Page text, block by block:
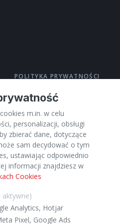
m.in. w celu
personalizacji, obsługi
zbierać dane, dotyczące
sam decydować o tym
ustawiając odpowiednio
informacji znajdziesz w
Cookies
aktywne)
Analytics, Hotjar
Pixel, Google Ads
POLITYKA PRYWATNOŚCI
Polityka prywatności
Regulamin
Zarządzaj cookies
PL
Transport Palety